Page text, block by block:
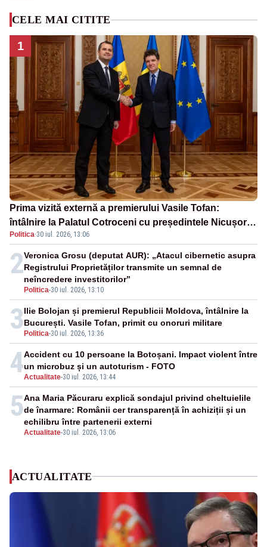
CELE MAI CITITE
1
Prima vizită externă a premierului Vasile Tofan:
întâlnire la Palatul Cotroceni cu președintele Nicușor
Dan
Politica·30 iul. 2026, 13:06
2
Politica-30 iul. 2026, 13:10
Veronica Grosu (deputat AUR): „Atacul cibernetic asupra
Registrului Proprietăților transmite un semnal de
neîncredere investitorilor”
3Politica-30 iul. 2026, 13:36
Ilie Bolojan și premierul Republicii Moldova, întâlnire la
București. Vasile Tofan, primit cu onoruri militare
4Actualitate-30 iul. 2026, 13:44
Accident cu 10 persoane la Botoșani. Impact violent între
un microbuz și un autoturism - FOTO
5
Actualitate-30 iul. 2026, 13:06
Ana Maria Păcuraru explică sondajul privind cheltuielile
de înarmare: Românii cer transparență în achiziții și un
echilibru între partenerii externi
ACTUALITATE